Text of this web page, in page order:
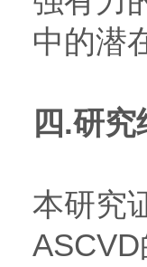
中的潜
四.研
本研究